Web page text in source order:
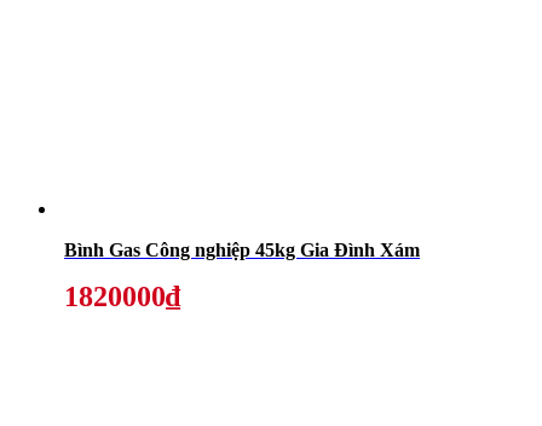
Bình Gas Công nghiệp 45kg Gia Đình Xám
1820000₫